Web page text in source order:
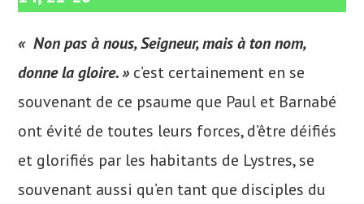
«Non pas à nous, Seigneur,mais à ton nom,
donne la gloire. » c’est certainement en se
souvenant de ce psaume que Paul et Barnabé
ont évité de toutes leurs forces, d’être déifiés
et glorifiés par les habitants de Lystres, se
souvenant aussi qu’en tant que disciples du